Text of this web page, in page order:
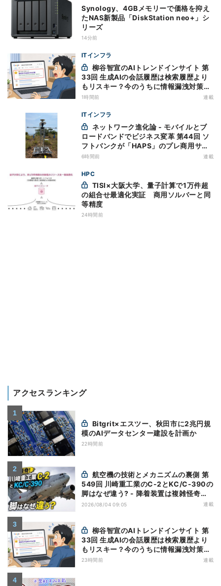
Synology、4GBメモリーで価格を抑え
たNAS新製品「DiskStation neo+」シ
リーズ
14分前
ITインフラ
33回 生成AIの会話履歴は検索履歴より
もリスキー？今のうちに情報漏洩対策を
万全にしておこう
1時間前 連載
ITインフラ
ロードバンドでビジネス変革 第44回 ソ
フトバンクが「HAPS」のプレ商用サー
ビス開始を表明、本格的な商用展開のめ
6時間前 連載
HPC
の組合せ最適化実証 商用ソルバーと同
等精度
24時間前
アクセスランキング
模のAIデータセンター建設を計画か
22時間前
549回 川崎重工業のC-2とKC/C-390の
脚はなぜ違う? - 降着装置は複雑怪奇
(5)|軍用輸送機(10)
2026/08/04 09:05 連載
33回 生成AIの会話履歴は検索履歴より
もリスキー？今のうちに情報漏洩対策を
万全にしておこう
23時間前 連載